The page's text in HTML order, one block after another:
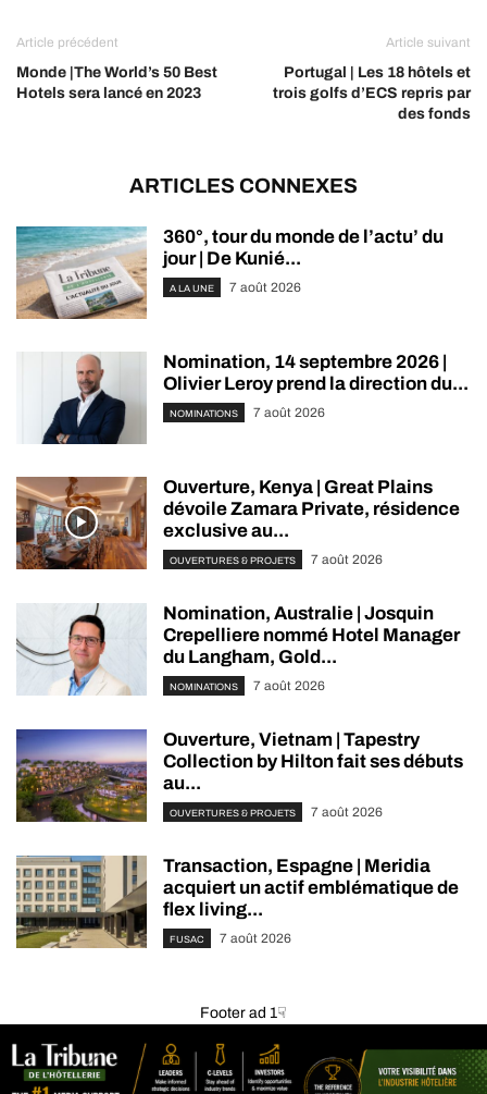
Article précédent
Monde |The World’s 50 Best
Hotels sera lancé en 2023
Article suivant
Portugal | Les 18 hôtels et
trois golfs d’ECS repris par
des fonds
ARTICLES CONNEXES
360°, tour du monde de l’actu’ du
jour | De Kunié...
A LA UNE 7 août 2026
Nomination, 14 septembre 2026 |
Olivier Leroy prend la direction du...
NOMINATIONS 7 août 2026
Ouverture, Kenya | Great Plains
dévoile Zamara Private, résidence
exclusive au...
OUVERTURES & PROJETS 7 août 2026
Nomination, Australie | Josquin
Crepelliere nommé Hotel Manager
du Langham, Gold...
NOMINATIONS 7 août 2026
Ouverture, Vietnam | Tapestry
Collection by Hilton fait ses débuts
au...
OUVERTURES & PROJETS 7 août 2026
Transaction, Espagne | Meridia
acquiert un actif emblématique de
flex living...
FUSAC 7 août 2026
Footer ad 1☟